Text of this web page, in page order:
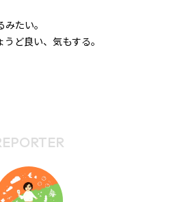
たい。
ど良い、気もする。